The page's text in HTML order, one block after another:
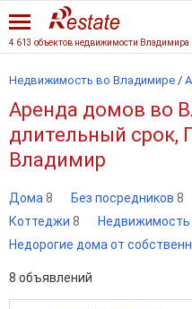
4 613 объектов недвижимости Владимира
Недвижимость во Владимире /
Аренда домов во
длительный срок,
Владимир
Дома 8 Без посредников 8
Коттеджи 8 Недвижимость
Недорогие дома от
8 объявлений